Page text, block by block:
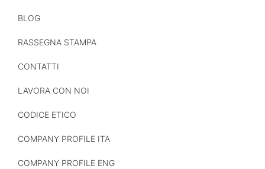
BLOG
RASSEGNA STAMPA
CONTATTI
LAVORA CON NOI
CODICE ETICO
COMPANY PROFILE ITA
COMPANY PROFILE ENG